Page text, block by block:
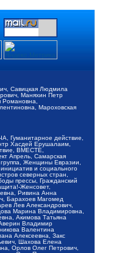
Савицкая Людмила
Маняхин Петр
Мароховская
Гуманитарное действие,
Хасдей Ерушалаим,
ВМЕСТЕ,
Апрель, Самарская
Женщины Евразии,
и социального
северных стран,
прессы, Гражданский
Женсовет,
Ривина Анна
Барахоев Магомед
Лев Александрович,
Марина Владимировна,
Акимова Татьяна
Владимир
Валентина
Алексеевна, Закс
Шахова Елена
Орлов Олег Петрович,